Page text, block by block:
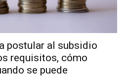
postular al subsidio
requisitos, cómo
se puede